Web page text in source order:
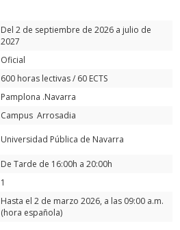
Del 2 de septiembre de 2026 a julio de
2027
Oficial
600 horas lectivas / 60 ECTS
Pamplona .Navarra
Campus Arrosadia
Universidad Pública de Navarra
De Tarde de 16:00h a 20:00h
1
Hasta el 2 de marzo 2026, a las 09:00 a.m.
(hora española)